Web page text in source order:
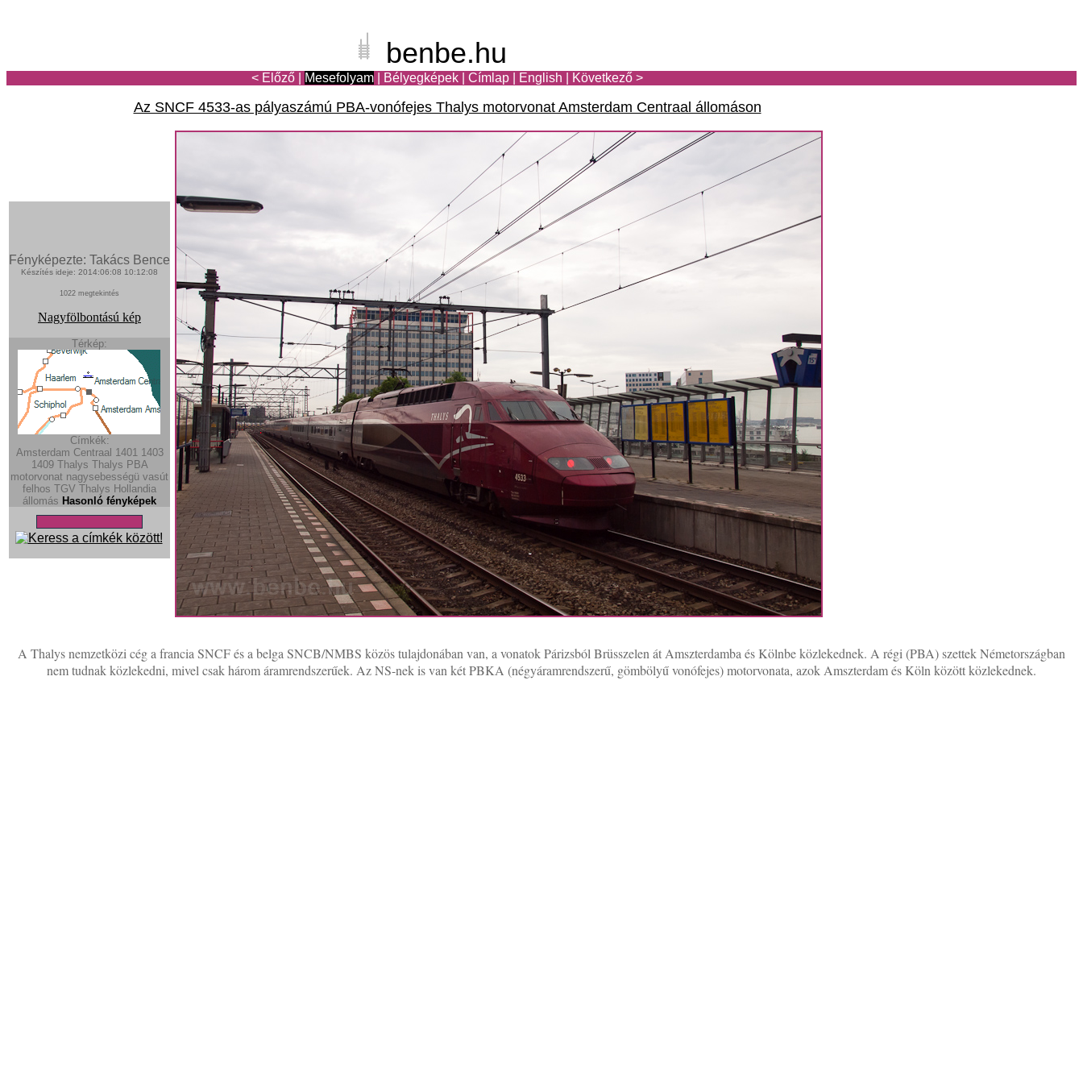
benbe.hu
< Előző Mesefolyam Bélyegképek Címlap English Következő >
Az SNCF 4533-as pályaszámú PBA-vonófejes Thalys motorvonat Amsterdam Centraal állomáson
Fényképezte: Takács Bence
Készítés ideje: 2014:06:08 10:12:08
1022 megtekintés
Nagyfölbontású kép
Térkép:
Címkék:
Amsterdam Centraal 1401 1403
1409 Thalys Thalys PBA
motorvonat nagysebességü vasút
felhos TGV Thalys Hollandia
állomás Hasonló fényképek
A Thalys nemzetközi cég a francia SNCF és a belga SNCB/NMBS közös tulajdonában van, a vonatok Párizsból Brüsszelen át Amszterdamba és Kölnbe közlekednek. A régi (PBA) szettek Németországban
nem tudnak közlekedni, mivel csak három áramrendszerűek. Az NS-nek is van két PBKA (négyáramrendszerű, gömbölyű vonófejes) motorvonata, azok Amszterdam és Köln között közlekednek.